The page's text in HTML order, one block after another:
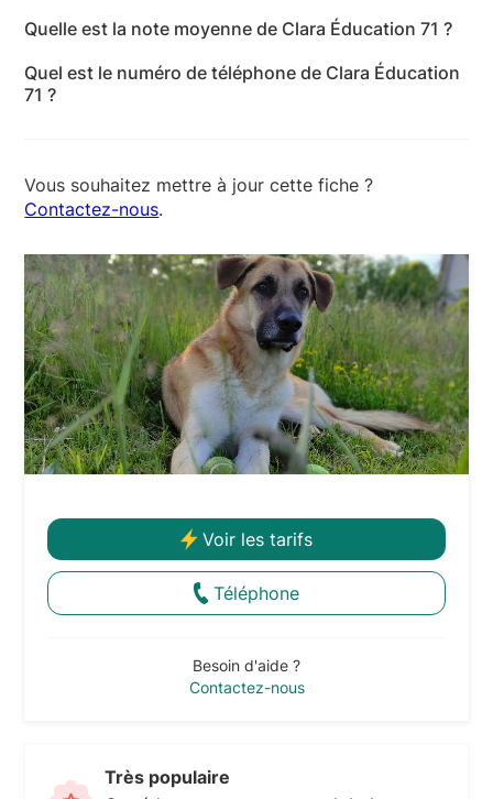
L'adresse de Clara Éducation 71 est Lieu dit, 71460
Chissey-lès-Mâcon - Saône-et-Loire
Quelle est la note moyenne de Clara Éducation 71 ?
Clara Éducation 71 a reçu 1 avis pour une note
moyenne de 5 sur 5.
Quel est le numéro de téléphone de Clara Éducation
71 ?
Vous souhaitez mettre à jour cette fiche ?
Contactez-nous.
Voir les tarifs
Téléphone
Besoin d'aide ?
Contactez-nous
Très populaire